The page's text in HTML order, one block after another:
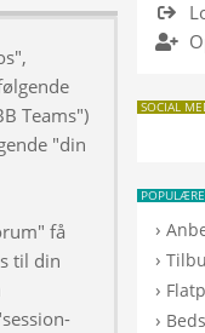
Teams")
"din
få
til din
SOCIAL
POPULÆRE
›
›
›
›